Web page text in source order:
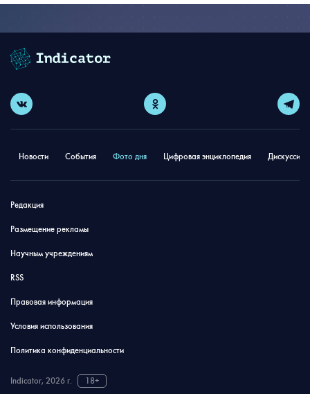
Новости События Фото дня Цифровая энциклопедия
Редакция
Размещение рекламы
Научным учреждениям
RSS
Правовая информация
Условия использования
Политика конфиденциальности
Indicator, 2026 г. 18+